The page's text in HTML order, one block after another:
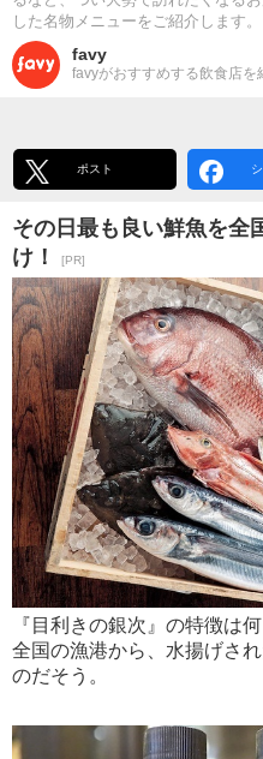
した名物メニューをご紹介します。
favy
favyがおすすめする飲食店を
ポスト
その日最も良い鮮魚を全
け！
[PR]
『目利きの銀次』の特徴は
全国の漁港から、水揚げさ
のだそう。